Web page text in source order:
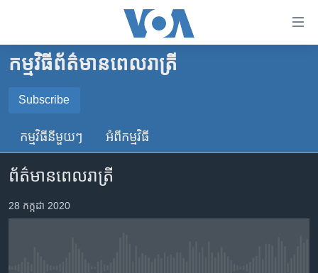
គេហទំព័រ​
ទាក់ទង
រំលង​
ទំព័រ​
ព័ត៌មាន​​
តែ​
ម្តង
កម្ពុជា
អន្តរជាតិ
ចិន
ហេឡូវីអូអេ
កម្ពុជាច្នៃប្រតិដ្ឋ
កម្មវិធី​ព័ត៌មាន​ពេលរាត្រី
Subscribe
SUBSCRIBE
YouTube Music
កម្មវិធី​នីមួយៗ អំពី​កម្មវិធី​
ព័ត៌មានពេលរាត្រី
28 កក្កដា 2020